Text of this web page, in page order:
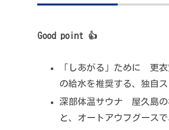
Good point 👍
「しあがる」ために 更
の給水を推奨する、独自
深部体温サウナ 屋久島の
と、オートアウフグース